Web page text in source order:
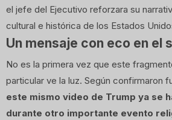
el jefe del Ejecutivo reforzara su
cultural e histórica de los Estados
Un mensaje con eco en el
No es la primera vez que este
particular ve la luz. Según confirmaron
este mismo video de Trump ya se
durante otro importante evento